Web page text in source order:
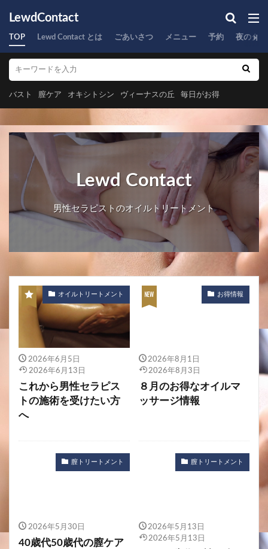
LewdContact
TOP Lewd Contact とは ごあいさつ メニュー 予約 夜のタ
バスト 膣ケア オキシトシン ヴィーナスの丘 毎日がお得
Lewd Contact
男性セラピストのオイルトリートメント
オイルトリートメント
2026年6月5日
2026年6月13日
これから男性セラピス
トの施術を受けたい方
へ
お得情報
2026年8月1日
2026年8月3日
８月のお得なオイルマ
ッサージ情報
膣トリートメント
2026年5月30日
40歳代50歳代の膣ケア
膣トリートメント
2026年5月13日
2026年5月13日